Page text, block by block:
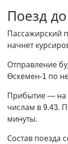
Поезд
Пассажирский
начнет
Отправление
Өскемен-1 по
Прибытие — на
числам в 9.43.
минуты.
Состав поезда